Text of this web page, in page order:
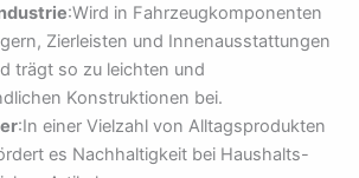
:Wird in Fahrzeugkomponenten
Zierleisten und Innenausstattungen
trägt so zu leichten und
Konstruktionen bei.
:In einer Vielzahl von Alltagsprodukten
es Nachhaltigkeit bei Haushalts-